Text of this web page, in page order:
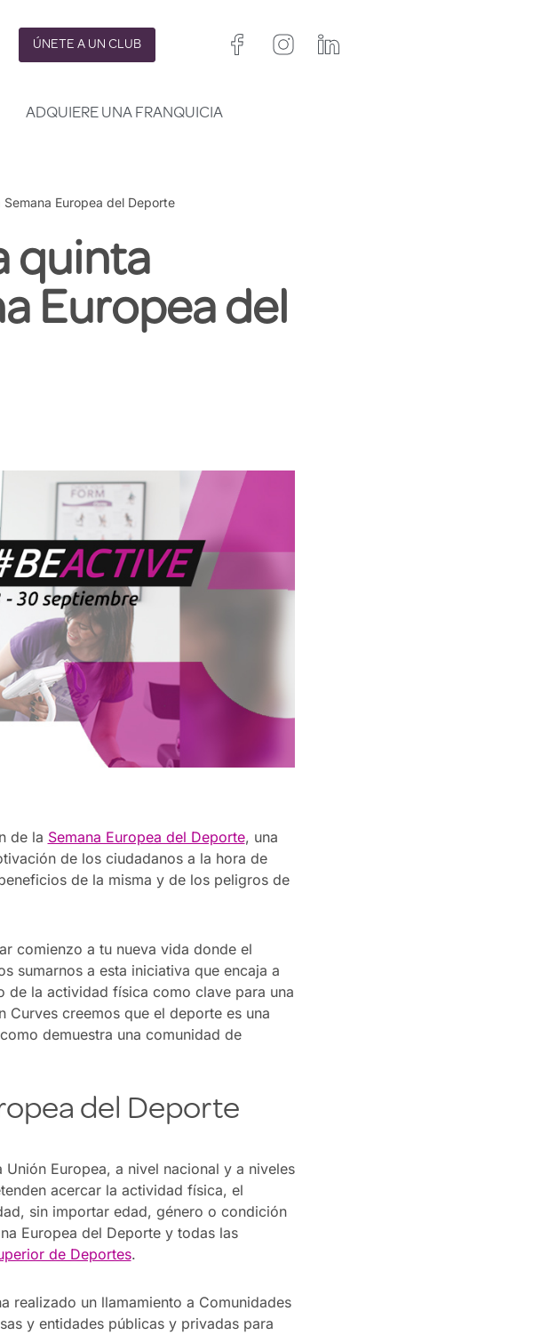
ÚNETE A UN CLUB
ADQUIERE UNA FRANQUICIA
Europea del Deporte
quinta
Europea del
de la Semana Europea del Deporte, una
de los ciudadanos a la hora de
de la misma y de los peligros de
comienzo a tu nueva vida donde el
sumarnos a esta iniciativa que encaja a
de la actividad física como clave para una
Curves creemos que el deporte es una
demuestra una comunidad de
del Deporte
Europea, a nivel nacional y a niveles
acercar la actividad física, el
sin importar edad, género o condición
Europea del Deporte y todas las
de Deportes.
realizado un llamamiento a Comunidades
y entidades públicas y privadas para